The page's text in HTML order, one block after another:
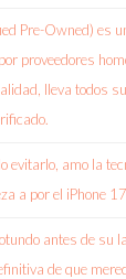
Pre-Owned) es
proveedores
lleva todos
evitarlo, amo la
a por el iPhone
antes de su
de que